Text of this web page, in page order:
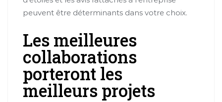
peuvent être déterminants dans votre choix.
Les meilleures
collaborations
porteront les
meilleurs projets